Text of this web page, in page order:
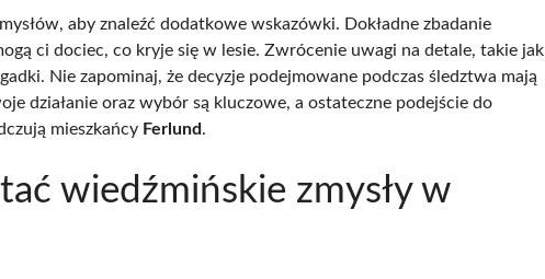
aby znaleźć dodatkowe wskazówki. Dokładne zbadanie
ci dociec, co kryje się w lesie. Zwrócenie uwagi na detale, takie jak
Nie zapominaj, że decyzje podejmowane podczas śledztwa mają
działanie oraz wybór są kluczowe, a ostateczne podejście do
mieszkańcy Ferlund.
wiedźmińskie zmysły w